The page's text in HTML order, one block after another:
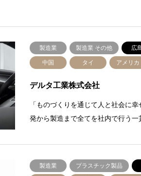
製造業 製造業 その他 広
中国 タイ アメリカ
デルタ工業株式会社
「ものづくりを通じて人と社会に
発から製造まで全てを社内で行う一
製造業 プラスチック製品